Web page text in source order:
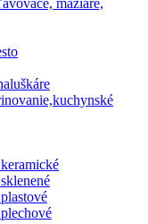
mažiare,